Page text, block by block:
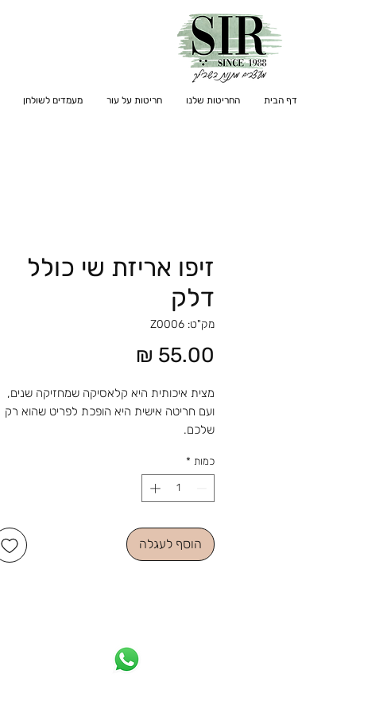
דף הבית החריטות שלנו חריטות על עור מעמדים לשולחן
זיפו אריזת שי כולל
דלק
מק"ט: Z0006
מצית איכותית היא קלאסיקה שמחזיקה שנים,
ועם חריטה אישית היא הופכת לפריט שהוא רק
שלכם.
ומתנה שמוכנה בזמן לשמחה. נפגשים בשמחות.
כמות *
הוסף לעגלה